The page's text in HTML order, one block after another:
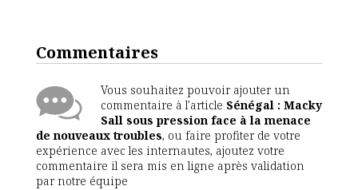
Commentaires
Vous souhaitez pouvoir ajouter un
commentaire à l'article Sénégal : Macky
Sall sous pression face à la menace
de nouveaux troubles, ou faire profiter de votre
expérience avec les internautes, ajoutez votre
commentaire il sera mis en ligne après validation
par notre équipe